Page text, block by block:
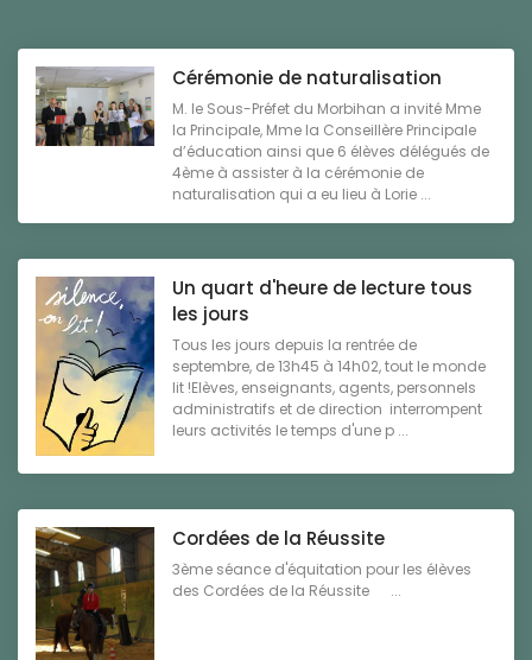
Cérémonie de naturalisation
M. le Sous-Préfet du Morbihan a invité Mme
la Principale, Mme la Conseillère Principale
d’éducation ainsi que 6 élèves délégués de
4ème à assister à la cérémonie de
naturalisation qui a eu lieu à Lorie ...
Un quart d'heure de lecture tous
les jours
Tous les jours depuis la rentrée de
septembre, de 13h45 à 14h02, tout le monde
lit !Elèves, enseignants, agents, personnels
administratifs et de direction interrompent
leurs activités le temps d'une p ...
Cordées de la Réussite
3ème séance d'équitation pour les élèves
des Cordées de la Réussite ...